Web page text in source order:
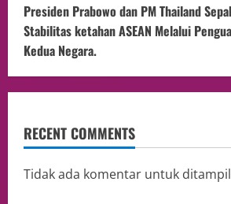
Presiden Prabowo dan PM Thailand
Stabilitas ketahan ASEAN Melalui
Kedua Negara.
RECENT COMMENTS
Tidak ada komentar untuk